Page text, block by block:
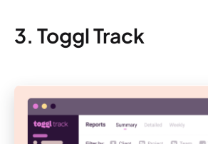
3. Toggl Track